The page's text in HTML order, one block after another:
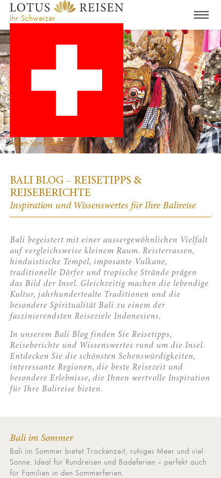
Ihr Schweizer
Asien-Spezialist
BALI BLOG – REISETIPPS &
REISEBERICHTE
Inspiration und Wissenswertes für Ihre Balireise
Bali begeistert mit einer aussergewöhnlichen Vielfalt
auf vergleichsweise kleinem Raum. Reisterrassen,
hinduistische Tempel, imposante Vulkane,
traditionelle Dörfer und tropische Strände prägen
das Bild der Insel. Gleichzeitig machen die lebendige
Kultur, jahrhundertealte Traditionen und die
besondere Spiritualität Bali zu einem der
faszinierendsten Reiseziele Indonesiens.
In unserem Bali Blog finden Sie Reisetipps,
Reiseberichte und Wissenswertes rund um die Insel.
Entdecken Sie die schönsten Sehenswürdigkeiten,
interessante Regionen, die beste Reisezeit und
besondere Erlebnisse, die Ihnen wertvolle Inspiration
für Ihre Balireise bieten.
Bali im Sommer
Bali im Sommer bietet Trockenzeit, ruhiges Meer und viel
Sonne. Ideal für Rundreisen und Badeferien – perfekt auch
für Familien in den Sommerferien.